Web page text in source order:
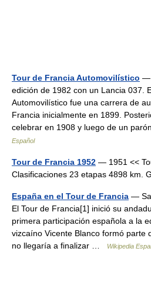
Tour de Francia Automovilístico —
edición de 1982 con un Lancia 037.
Automovilístico fue una carrera de
Francia inicialmente en 1899.
celebrar en 1908 y luego de un
Español
Tour de Francia 1952 — 1951 <<
Clasificaciones 23 etapas 4898 km.
España en el Tour de Francia —
El Tour de Francia[1] inició su
primera participación española a la
vizcaíno Vicente Blanco formó parte
no llegaría a finalizar …
Wikipedia